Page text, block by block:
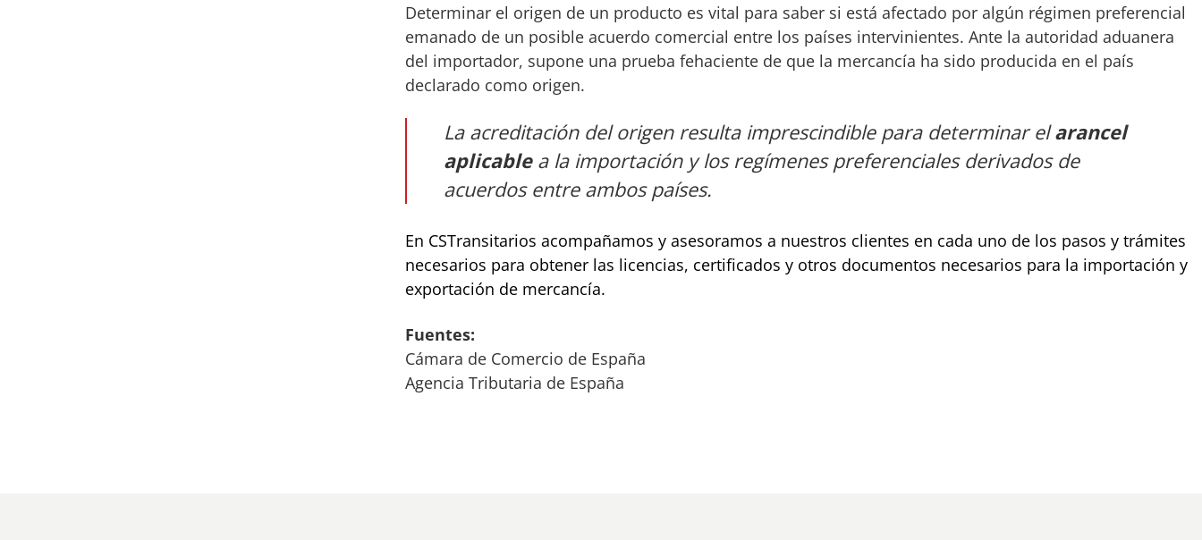
Determinar el origen de un producto es vital para saber si está afectado por algún régimen preferencial
emanado de un posible acuerdo comercial entre los países intervinientes. Ante la autoridad aduanera
del importador, supone una prueba fehaciente de que la mercancía ha sido producida en el país
declarado como origen.
La acreditación del origen resulta imprescindible para determinar elarancel
aplicablea la importación y los regímenes preferenciales derivados de
acuerdos entre ambos países.
En CSTransitarios acompañamos y asesoramos a nuestros clientes en cada uno de los pasos y trámites
necesarios para obtener las licencias, certificados y otros documentos necesarios para la importación y
exportación de mercancía.
Fuentes:
Cámara de Comercio de España
Agencia Tributaria de España